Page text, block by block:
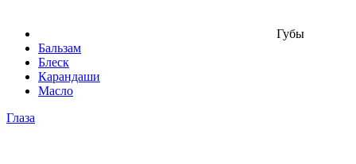
Губы
Бальзам
Блеск
Карандаши
Масло
Глаза